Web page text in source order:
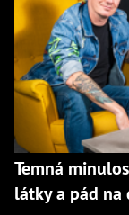
Temná
látky a pád na